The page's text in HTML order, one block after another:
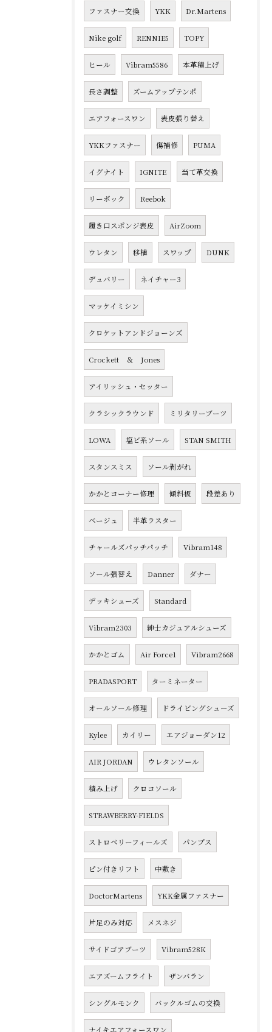
ファスナー交換 YKK Dr.Martens
Nike golf RENNIE5 TOPY
ヒール Vibram5586 本革積上げ
長さ調整 ズームアップテンポ
エアフォースワン 表皮張り替え
YKKファスナー 傷補修 PUMA
イグナイト IGNITE 当て革交換
リーボック Reebok
履き口スポンジ表皮 AirZoom
ウレタン 移植 スワップ DUNK
デュバリー ネイチャー3
マッケイミシン
クロケットアンドジョーンズ
Crockett ＆ Jones
アイリッシュ・セッター
クラシックラウンド ミリタリーブーツ
LOWA 塩ビ系ソール STAN SMITH
スタンスミス ソール剥がれ
かかとコーナー修理 傾斜板 段差あり
ベージュ 半革ラスター
チャールズパッチパッチ Vibram148
ソール張替え Danner ダナー
デッキシューズ Standard
Vibram2303 紳士カジュアルシューズ
かかとゴム Air Force1 Vibram2668
PRADASPORT ターミネーター
オールソール修理 ドライビングシューズ
Kylee カイリー エアジョーダン12
AIR JORDAN ウレタンソール
積み上げ クロコソール
STRAWBERRY-FIELDS
ストロベリーフィールズ パンプス
ピン付きリフト 中敷き
DoctorMartens YKK金属ファスナー
片足のみ対応 メスネジ
サイドゴアブーツ Vibram528K
エアズームフライト ザンバラン
シングルモンク バックルゴムの交換
ナイキエアフォースワン